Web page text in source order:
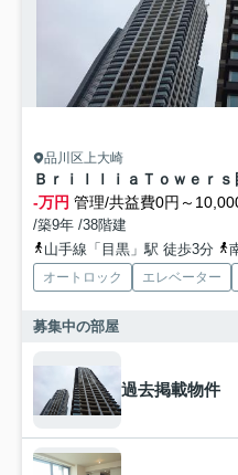
品川区上大崎
-万円 管理/共益費0円～
/築9年 /38階建
山手線「目黒」駅 徒歩3分
オートロック エレベーター
募集中の部屋
過去掲載物件